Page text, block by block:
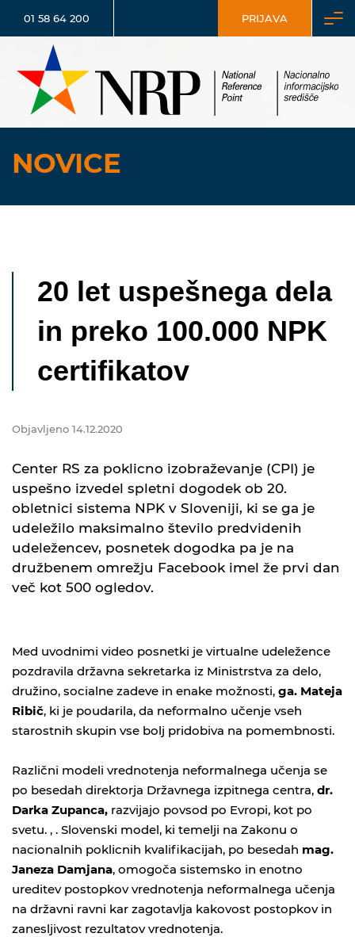
01 58 64 200 PRIJAVA
NOVICE
20 let uspešnega dela
in preko 100.000 NPK
certifikatov
Objavljeno 14.12.2020
Center RS za poklicno izobraževanje (CPI) je
uspešno izvedel spletni dogodek ob 20.
obletnici sistema NPK v Sloveniji, ki se ga je
udeležilo maksimalno število predvidenih
udeležencev, posnetek dogodka pa je na
družbenem omrežju Facebook imel že prvi dan
več kot 500 ogledov.
Med uvodnimi video posnetki je virtualne udeležence
pozdravila državna sekretarka iz Ministrstva za delo,
družino, socialne zadeve in enake možnosti, ga. Mateja
Ribič, ki je poudarila, da neformalno učenje vseh
starostnih skupin vse bolj pridobiva na pomembnosti.
Različni modeli vrednotenja neformalnega učenja se
po besedah direktorja Državnega izpitnega centra, dr.
Darka Zupanca, razvijajo povsod po Evropi, kot po
svetu. , . Slovenski model, ki temelji na Zakonu o
nacionalnih poklicnih kvalifikacijah, po besedah mag.
Janeza Damjana, omogoča sistemsko in enotno
ureditev postopkov vrednotenja neformalnega učenja
na državni ravni kar zagotavlja kakovost postopkov in
zanesljivost rezultatov vrednotenja.